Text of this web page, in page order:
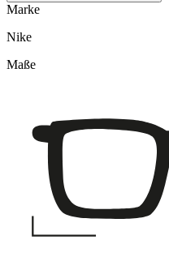
Marke
Nike
Maße